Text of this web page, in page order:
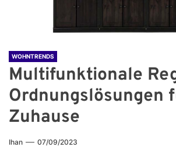
WOHNTRENDS
Multifunktionale
Ordnungslösungen
Zuhause
Ihan 07/09/2023